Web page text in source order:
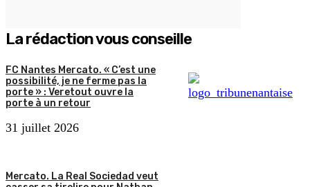
La rédaction vous conseille
FC Nantes Mercato. « C’est une
possibilité, je ne ferme pas la
porte » : Veretout ouvre la
porte à un retour
31 juillet 2026
Mercato. La Real Sociedad veut